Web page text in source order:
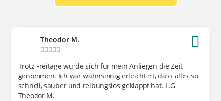
Theodor M.
    
Trotz Freitage wurde sich für mein Anliegen die Zeit
genommen. Ich war wahnsinnig erleichtert, dass alles so
schnell, sauber und reibungslos geklappt hat. L.G
Theodor M.